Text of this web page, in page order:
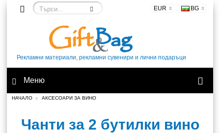
EUR BG
Рекламни материали, рекламни сувенири и лични подаръци
Меню
НАЧАЛО АКСЕСОАРИ ЗА ВИНО
Чанти за 2 бутилки вино